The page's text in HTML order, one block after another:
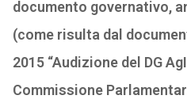
documento governativo,
(come risulta dal
2015 “Audizione del DG
Commissione